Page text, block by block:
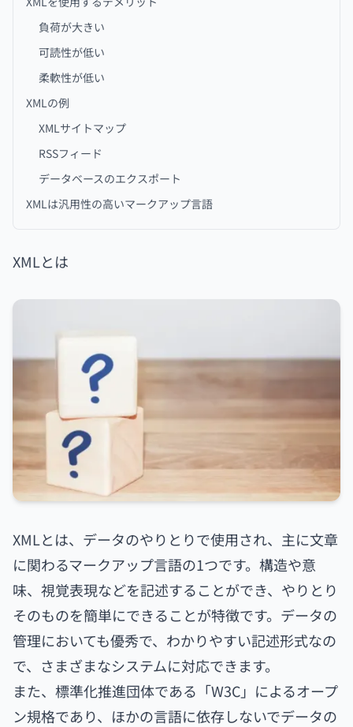
負荷が大きい
可読性が低い
柔軟性が低い
XMLの例
XMLサイトマップ
RSSフィード
データベースのエクスポート
XMLは汎用性の高いマークアップ言語
XMLとは
XMLとは、データのやりとりで使用され、主に文章
に関わるマークアップ言語の1つです。構造や意
味、視覚表現などを記述することができ、やりとり
そのものを簡単にできることが特徴です。データの
管理においても優秀で、わかりやすい記述形式なの
で、さまざまなシステムに対応できます。
また、標準化推進団体である「W3C」によるオープ
ン規格であり、ほかの言語に依存しないでデータの